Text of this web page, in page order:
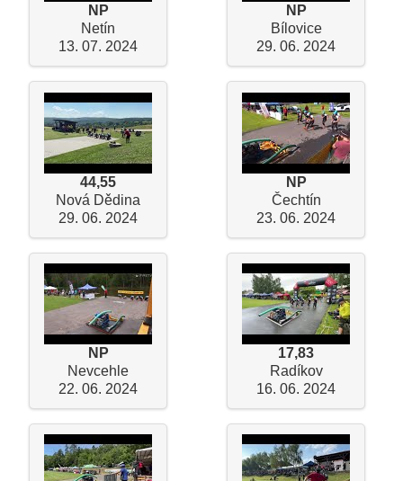
NP
Netín
13. 07. 2024
NP
Bílovice
29. 06. 2024
44,55
Nová Dědina
29. 06. 2024
NP
Čechtín
23. 06. 2024
NP
Nevcehle
22. 06. 2024
17,83
Radíkov
16. 06. 2024